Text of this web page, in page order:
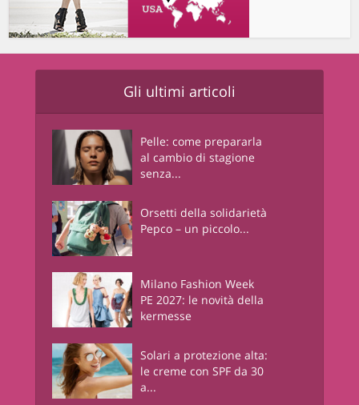
Gli ultimi articoli
Pelle: come prepararla
al cambio di stagione
senza...
Orsetti della solidarietà
Pepco – un piccolo...
Milano Fashion Week
PE 2027: le novità della
kermesse
Solari a protezione alta:
le creme con SPF da 30
a...